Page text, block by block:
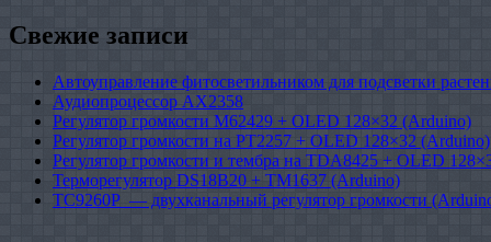
Свежие записи
Автоуправление фитосветильником для подсветки
Аудиопроцессор AX2358
Регулятор громкости M62429 + OLED 128×32 (Arduino)
Регулятор громкости на PT2257 + OLED 128×32 (Arduino)
Регулятор громкости и тембра на TDA8425 + OLED
Терморегулятор DS18B20 + TM1637 (Arduino)
TC9260P — двухканальный регулятор громкости